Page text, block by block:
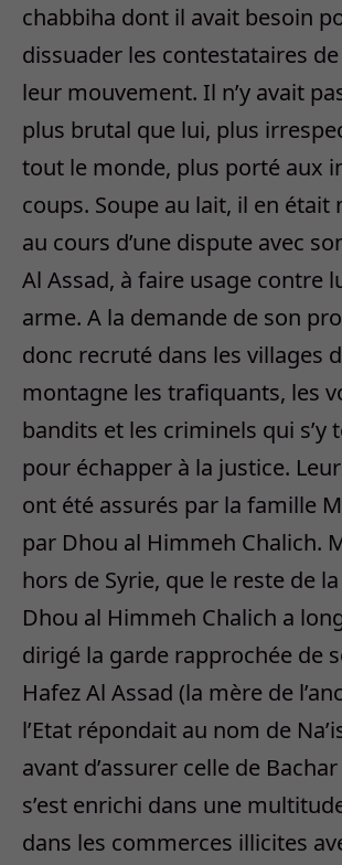
chabbiha dont il avait besoin
dissuader les contestataires
leur mouvement. Il n’y avait
plus brutal que lui, plus
tout le monde, plus porté aux
coups. Soupe au lait, il en était
au cours d’une dispute avec
Al Assad, à faire usage contre
arme. A la demande de son
donc recruté dans les villages
montagne les trafiquants, les
bandits et les criminels qui s’y
pour échapper à la justice.
ont été assurés par la famille
par Dhou al Himmeh Chalich.
hors de Syrie, que le reste de
Dhou al Himmeh Chalich a
dirigé la garde rapprochée de
Hafez Al Assad (la mère de
l’Etat répondait au nom de
avant d’assurer celle de
s’est enrichi dans une
dans les commerces illicites